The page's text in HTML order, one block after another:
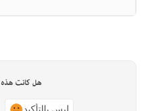
هل كانت هذه